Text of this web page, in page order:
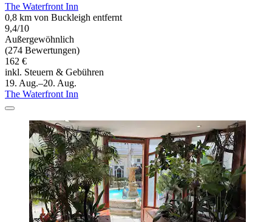
The Waterfront Inn
0,8 km von Buckleigh entfernt
9,4/10
Außergewöhnlich
(274 Bewertungen)
162 €
inkl. Steuern & Gebühren
19. Aug.–20. Aug.
The Waterfront Inn